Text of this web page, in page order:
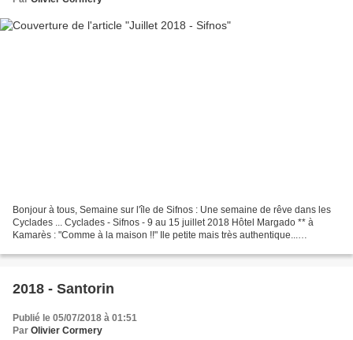
Bonjour à tous, Semaine sur l'île de Sifnos : Une semaine de rêve dans les
Cyclades ... Cyclades - Sifnos - 9 au 15 juillet 2018 Hôtel Margado ** à
Kamarès : "Comme à la maison !!" Ile petite mais très authentique...
2018 - Santorin
Publié le 05/07/2018 à 01:51
Par Olivier Cormery